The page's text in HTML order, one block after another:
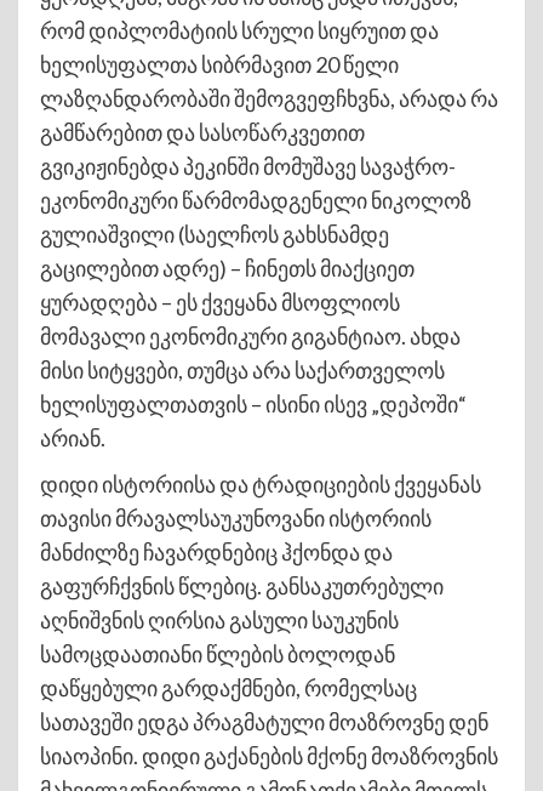
რომ დიპლომატიის სრული სიყრუით და
ხელისუფალთა სიბრმავით 20 წელი
ლაზღანდარობაში შემოგვეფჩხვნა, არადა რა
გამწარებით და სასოწარკვეთით
გვიკიჟინებდა პეკინში მომუშავე სავაჭრო-
ეკონომიკური წარმომადგენელი ნიკოლოზ
გულიაშვილი (საელჩოს გახსნამდე
გაცილებით ადრე) – ჩინეთს მიაქციეთ
ყურადღება – ეს ქვეყანა მსოფლიოს
მომავალი ეკონომიკური გიგანტიაო. ახდა
მისი სიტყვები, თუმცა არა საქართველოს
ხელისუფალთათვის – ისინი ისევ „დეპოში“
არიან.
დიდი ისტორიისა და ტრადიციების ქვეყანას
თავისი მრავალსაუკუნოვანი ისტორიის
მანძილზე ჩავარდნებიც ჰქონდა და
გაფურჩქვნის წლებიც. განსაკუთრებული
აღნიშვნის ღირსია გასული საუკუნის
სამოცდაათიანი წლების ბოლოდან
დაწყებული გარდაქმნები, რომელსაც
სათავეში ედგა პრაგმატული მოაზროვნე დენ
სიაოპინი. დიდი გაქანების მქონე მოაზროვნის